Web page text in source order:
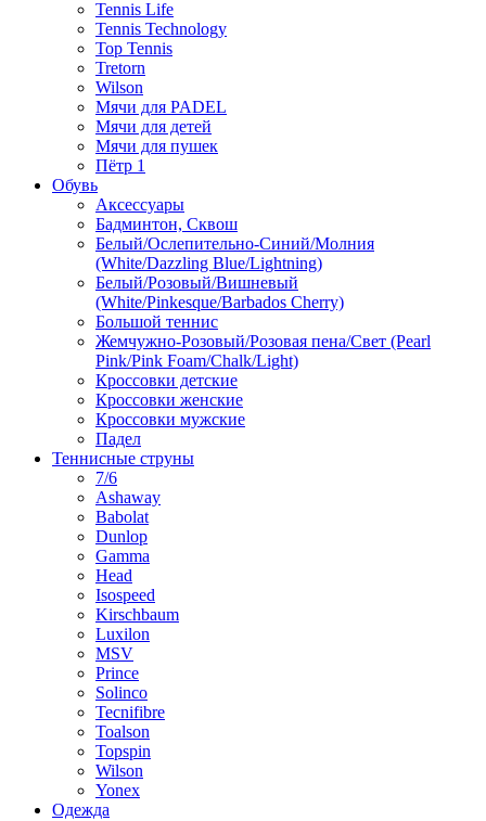
Tennis Life
Tennis Technology
Top Tennis
Tretorn
Wilson
Мячи для PADEL
Мячи для детей
Мячи для пушек
Пётр 1
Обувь
Аксессуары
Бадминтон, Сквош
Белый/Ослепительно-Синий/Молния
(White/Dazzling Blue/Lightning)
Белый/Розовый/Вишневый
(White/Pinkesque/Barbados Cherry)
Большой теннис
Жемчужно-Розовый/Розовая пена/Свет (Pearl
Pink/Pink Foam/Chalk/Light)
Кроссовки детские
Кроссовки женские
Кроссовки мужские
Падел
Теннисные струны
7/6
Ashaway
Babolat
Dunlop
Gamma
Head
Isospeed
Kirschbaum
Luxilon
MSV
Prince
Solinco
Tecnifibre
Toalson
Topspin
Wilson
Yonex
Одежда